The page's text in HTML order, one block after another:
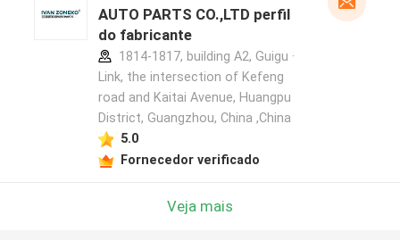
AUTO PARTS CO.,LTD perfil
do fabricante
1814-1817, building A2, Guigu ·
Link, the intersection of Kefeng
road and Kaitai Avenue, Huangpu
District, Guangzhou, China ,China
5.0
Fornecedor verificado
Veja mais